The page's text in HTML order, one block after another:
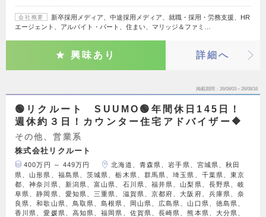
会社概要
新卒採用メディア、中途採用メディア、就職・採用・労務支援、HR
エージェント、アルバイト・パート、住まい、マリッジ＆ファミ…
興味あり 詳細へ
掲載期間 26/08/03～26/08/16
🟢リクルート SUUMO🟢年間休日145日！
週休約３日！カウンター住宅アドバイザー🔶
その他、営業系
株式会社リクルート
400万円 ～ 449万円
北海道、青森県、岩手県、宮城県、秋田
県、山形県、福島県、茨城県、栃木県、群馬県、埼玉県、千葉県、東京
都、神奈川県、新潟県、富山県、石川県、福井県、山梨県、長野県、岐
阜県、静岡県、愛知県、三重県、滋賀県、京都府、大阪府、兵庫県、奈
良県、和歌山県、鳥取県、島根県、岡山県、広島県、山口県、徳島県、
香川県、愛媛県、高知県、福岡県、佐賀県、長崎県、熊本県、大分県、